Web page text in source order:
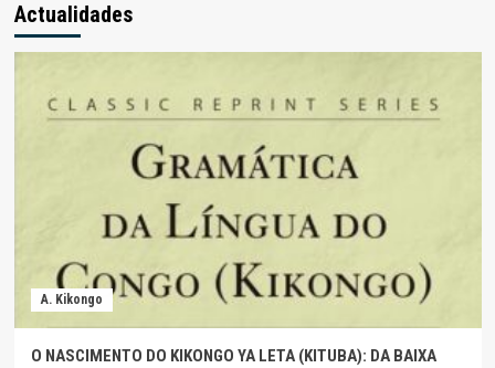
Actualidades
A. Kikongo
O NASCIMENTO DO KIKONGO YA LETA (KITUBA): DA BAIXA